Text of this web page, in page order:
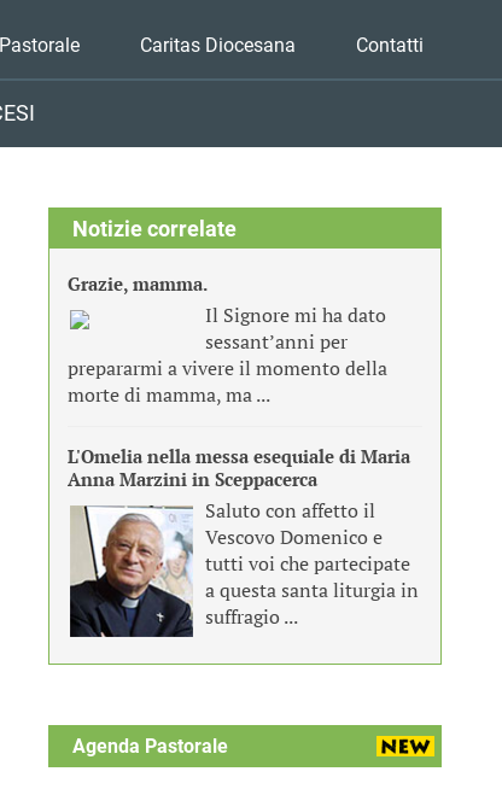
Caritas Diocesana Contatti
Notizie correlate
Grazie, mamma.
Il Signore mi ha dato
sessant’anni per
prepararmi a vivere il momento della
morte di mamma, ma ...
L'Omelia nella messa esequiale di Maria
Anna Marzini in Sceppacerca
Saluto con affetto il
Vescovo Domenico e
tutti voi che partecipate
a questa santa liturgia in
suffragio ...
Agenda Pastorale